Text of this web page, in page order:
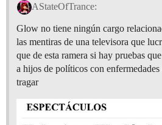
AStateOfTrance:
Glow no tiene ningún cargo
las mentiras de una televisora que
que de esta ramera si hay pruebas
a hijos de políticos con
tragar